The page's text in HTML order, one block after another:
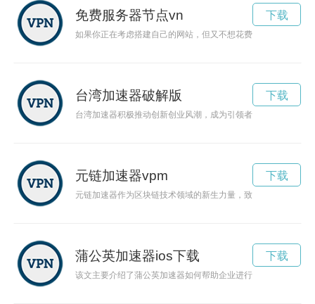
免费服务器节点vn
如果你正在考虑搭建自己的网站，但又不想花费巨额的资金，
下载
台湾加速器破解版
台湾加速器积极推动创新创业风潮，成为引领者，提供创业者
下载
元链加速器vpm
元链加速器作为区块链技术领域的新生力量，致力于推动数字
下载
蒲公英加速器ios下载
该文主要介绍了蒲公英加速器如何帮助企业进行创新技术的研发
下载